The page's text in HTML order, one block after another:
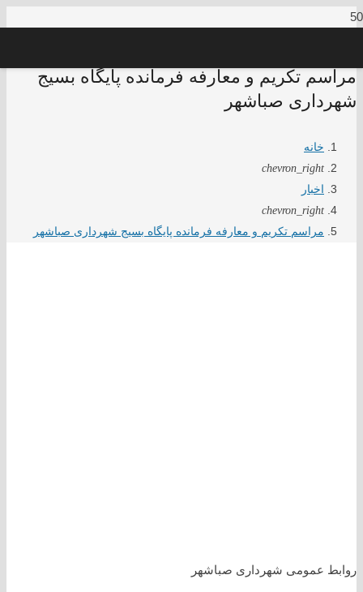
مراسم تکریم و معارفه فرمانده پایگاه بسیج
شهرداری صباشهر
خانه
chevron_right
اخبار
chevron_right
مراسم تکریم و معارفه فرمانده پایگاه بسیج شهرداری صباشهر
روابط عمومی شهرداری صباشهر